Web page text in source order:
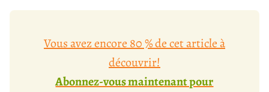
Vous avez encore 80 % de cet article à
découvrir!
Abonnez-vous maintenant pour